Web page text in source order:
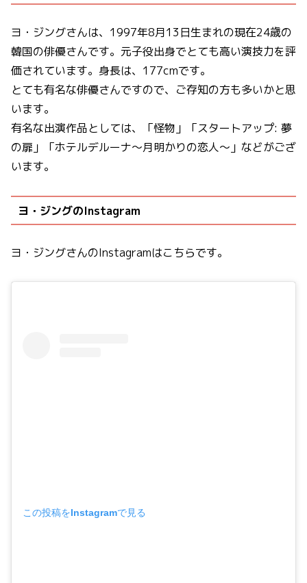
ヨ・ジングさんは、1997年8月13日生まれの現在24歳の
韓国の俳優さんです。元子役出身でとても高い演技力を評
価されています。身長は、177cmです。
とても有名な俳優さんですので、ご存知の方も多いかと思
います。
有名な出演作品としては、「怪物」「スタートアップ: 夢
の扉」「ホテルデルーナ～月明かりの恋人～」などがござ
います。
ヨ・ジングのInstagram
ヨ・ジングさんのInstagramはこちらです。
この投稿をInstagramで見る